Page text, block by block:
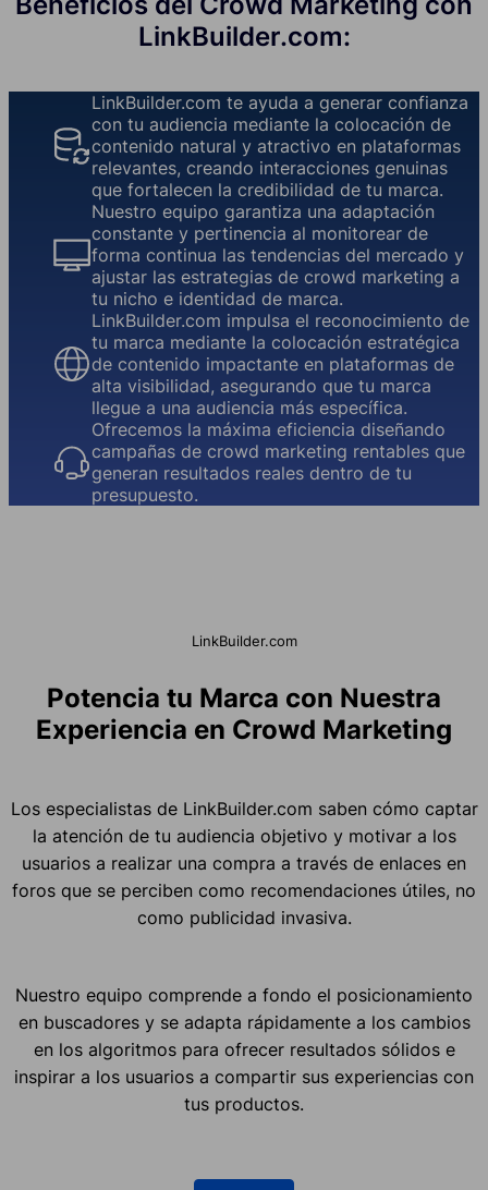
LinkBuilder.com:
LinkBuilder.com te ayuda a generar confianza
con tu audiencia mediante la colocación de
contenido natural y atractivo en plataformas
relevantes, creando interacciones genuinas
que fortalecen la credibilidad de tu marca.
Nuestro equipo garantiza una adaptación
constante y pertinencia al monitorear de
forma continua las tendencias del mercado y
ajustar las estrategias de crowd marketing a
tu nicho e identidad de marca.
LinkBuilder.com impulsa el reconocimiento de
tu marca mediante la colocación estratégica
de contenido impactante en plataformas de
alta visibilidad, asegurando que tu marca
llegue a una audiencia más específica.
Ofrecemos la máxima eficiencia diseñando
campañas de crowd marketing rentables que
generan resultados reales dentro de tu
presupuesto.
LinkBuilder.com
Potencia tu Marca con Nuestra
Experiencia en Crowd Marketing
Los especialistas de LinkBuilder.com saben cómo captar
la atención de tu audiencia objetivo y motivar a los
usuarios a realizar una compra a través de enlaces en
foros que se perciben como recomendaciones útiles, no
como publicidad invasiva.
Nuestro equipo comprende a fondo el posicionamiento
en buscadores y se adapta rápidamente a los cambios
en los algoritmos para ofrecer resultados sólidos e
inspirar a los usuarios a compartir sus experiencias con
tus productos.